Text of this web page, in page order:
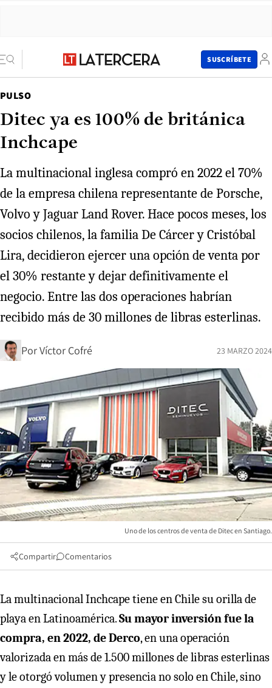
SUSCRÍBETE
PULSO
Ditec ya es 100% de británica
Inchcape
La multinacional inglesa compró en 2022 el 70%
de la empresa chilena representante de Porsche,
Volvo y Jaguar Land Rover. Hace pocos meses, los
socios chilenos, la familia De Cárcer y Cristóbal
Lira, decidieron ejercer una opción de venta por
el 30% restante y dejar definitivamente el
negocio. Entre las dos operaciones habrían
recibido más de 30 millones de libras esterlinas.
PorVíctor Cofré 23 MARZO 2024
Uno de los centros de venta de Ditec en Santiago.
Compartir Comentarios
La multinacional Inchcape tiene en Chile su orilla de
playa en Latinoamérica.Su mayor inversión fue la
compra, en 2022, de Derco, en una operación
valorizada en más de 1.500 millones de libras esterlinas
y le otorgó volumen y presencia no solo en Chile, sino